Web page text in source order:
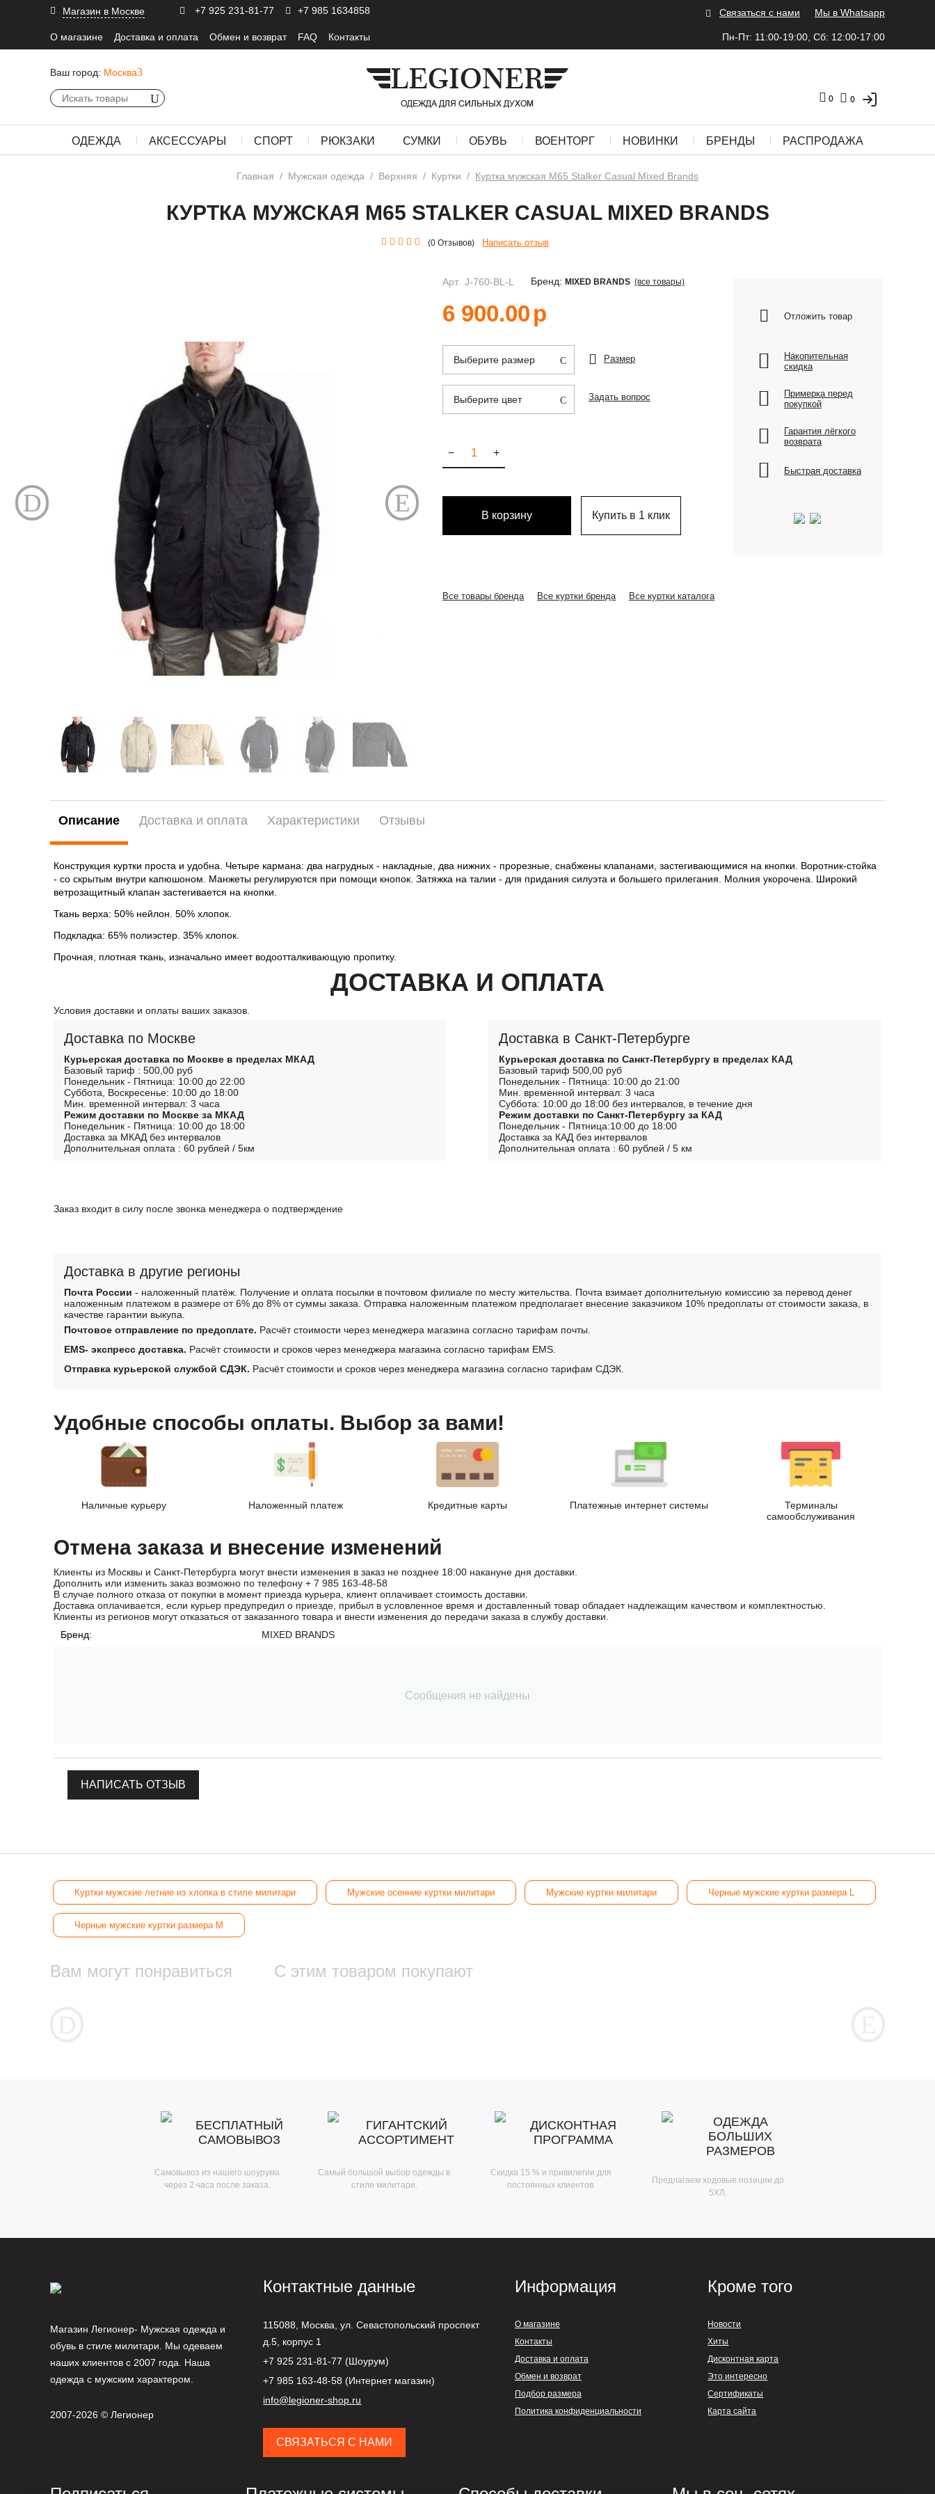
Магазин в Москве +7 925 231-81-77 +7 985 1634858 Связаться с нами Мы в Whatsapp
О магазине Доставка и оплата Обмен и возврат FAQ Контакты Пн-Пт: 11:00-19:00, Сб: 12:00-17:00
Ваш город: Москва
0
0
ОДЕЖДА АКСЕССУАРЫ СПОРТ РЮКЗАКИ СУМКИ ОБУВЬ ВОЕНТОРГ НОВИНКИ БРЕНДЫ РАСПРОДАЖА
Главная / Мужская одежда / Верхняя / Куртки / Куртка мужская М65 Stalker Casual Mixed Brands
КУРТКА МУЖСКАЯ М65 STALKER CASUAL MIXED BRANDS
(0 Отзывов) Написать отзыв
Арт. J-760-BL-L Бренд: MIXED BRANDS (все товары)
6 900.00р
Выберите размер
Выберите цвет
Размер
Задать вопрос
+
−
В корзину Купить в 1 клик
Отложить товар
Накопительная
скидка
Примерка перед
покупкой
Гарантия лёгкого
возврата
Быстрая доставка
Все товары бренда Все куртки бренда Все куртки каталога
Описание Доставка и оплата Характеристики Отзывы
Конструкция куртки проста и удобна. Четыре кармана: два нагрудных - накладные, два нижних - прорезные, снабжены клапанами, застегивающимися на кнопки. Воротник-стойка
- со скрытым внутри капюшоном. Манжеты регулируются при помощи кнопок. Затяжка на талии - для придания силуэта и большего прилегания. Молния укорочена. Широкий
ветрозащитный клапан застегивается на кнопки.
Ткань верха: 50% нейлон. 50% хлопок.
Подкладка: 65% полиэстер. 35% хлопок.
Прочная, плотная ткань, изначально имеет водоотталкивающую пропитку.
ДОСТАВКА И ОПЛАТА
Условия доставки и оплаты ваших заказов.
Доставка по Москве
Курьерская доставка по Москве в пределах МКАД
Базовый тариф : 500,00 руб
Понедельник - Пятница: 10:00 до 22:00
Суббота, Воскресенье: 10:00 до 18:00
Мин. временной интервал: 3 часа
Режим доставки по Москве за МКАД
Понедельник - Пятница: 10:00 до 18:00
Доставка за МКАД без интервалов
Дополнительная оплата : 60 рублей / 5км
Доставка в Санкт-Петербурге
Курьерская доставка по Санкт-Петербургу в пределах КАД
Базовый тариф 500,00 руб
Понедельник - Пятница: 10:00 до 21:00
Мин. временной интервал: 3 часа
Суббота: 10:00 до 18:00 без интервалов, в течение дня
Режим доставки по Санкт-Петербургу за КАД
Понедельник - Пятница:10:00 до 18:00
Доставка за КАД без интервалов
Дополнительная оплата : 60 рублей / 5 км
Заказ входит в силу после звонка менеджера о подтверждение
Доставка в другие регионы
Почта России - наложенный платёж. Получение и оплата посылки в почтовом филиале по месту жительства. Почта взимает дополнительную комиссию за перевод денег
наложенным платежом в размере от 6% до 8% от суммы заказа. Отправка наложенным платежом предполагает внесение заказчиком 10% предоплаты от стоимости заказа, в
качестве гарантии выкупа.
Почтовое отправление по предоплате. Расчёт стоимости через менеджера магазина согласно тарифам почты.
EMS- экспресс доставка. Расчёт стоимости и сроков через менеджера магазина согласно тарифам EMS.
Отправка курьерской службой СДЭК. Расчёт стоимости и сроков через менеджера магазина согласно тарифам СДЭК.
Удобные способы оплаты. Выбор за вами!
Наличные курьеру Наложенный платеж Кредитные карты Платежные интернет системы
Терминалы
самообслуживания
Отмена заказа и внесение изменений
Клиенты из Москвы и Санкт-Петербурга могут внести изменения в заказ не позднее 18:00 накануне дня доставки.
Дополнить или изменить заказ возможно по телефону + 7 985 163-48-58
В случае полного отказа от покупки в момент приезда курьера, клиент оплачивает стоимость доставки.
Доставка оплачивается, если курьер предупредил о приезде, прибыл в условленное время и доставленный товар обладает надлежащим качеством и комплектностью.
Клиенты из регионов могут отказаться от заказанного товара и внести изменения до передачи заказа в службу доставки.
Бренд:
MIXED BRANDS
Сообщения не найдены
НАПИСАТЬ ОТЗЫВ
Куртки мужские летние из хлопка в стиле милитари Мужские осенние куртки милитари Мужские куртки милитари Черные мужские куртки размера L
Черные мужские куртки размера M
Вам могут понравиться С этим товаром покупают
БЕСПЛАТНЫЙ
САМОВЫВОЗ
Самовывоз из нашего шоурума
через 2 часа после заказа.
ГИГАНТСКИЙ
АССОРТИМЕНТ
Самый большой выбор одежды в
стиле милитари.
ДИСКОНТНАЯ
ПРОГРАММА
Скидка 15 % и привилегии для
постоянных клиентов.
ОДЕЖДА
БОЛЬШИХ
РАЗМЕРОВ
Предлагаем ходовые позиции до
5ХЛ.
Магазин Легионер- Мужская одежда и
обувь в стиле милитари. Мы одеваем
наших клиентов с 2007 года. Наша
одежда с мужским характером.
2007-2026 © Легионер
Контактные данные
115088, Москва ,ул. Севастопольский проспект
д.5, корпус 1
+7 925 231-81-77 (Шоурум)
+7 985 163-48-58 (Интернет магазин)
info@legioner-shop.ru
СВЯЗАТЬСЯ С НАМИ
Информация
О магазине
Контакты
Доставка и оплата
Обмен и возврат
Подбор размера
Политика конфиденциальности
Кроме того
Новости
Хиты
Дисконтная карта
Это интересно
Сертификаты
Карта сайта